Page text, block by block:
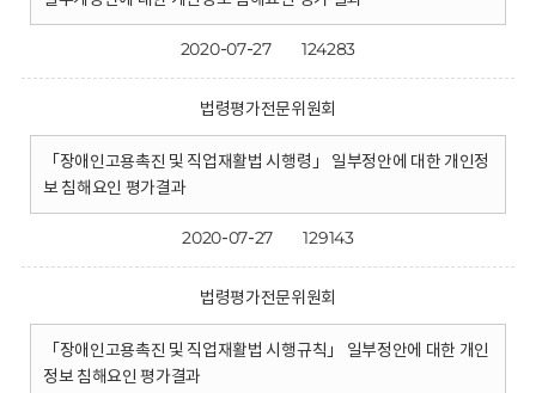
2020-07-27 124283
법령평가전문위원회
「장애인고용촉진 및 직업재활법 시행령」 일부정안에 대한 개인정
보 침해요인 평가결과
2020-07-27 129143
법령평가전문위원회
「장애인고용촉진 및 직업재활법 시행규칙」 일부정안에 대한 개인
정보 침해요인 평가결과